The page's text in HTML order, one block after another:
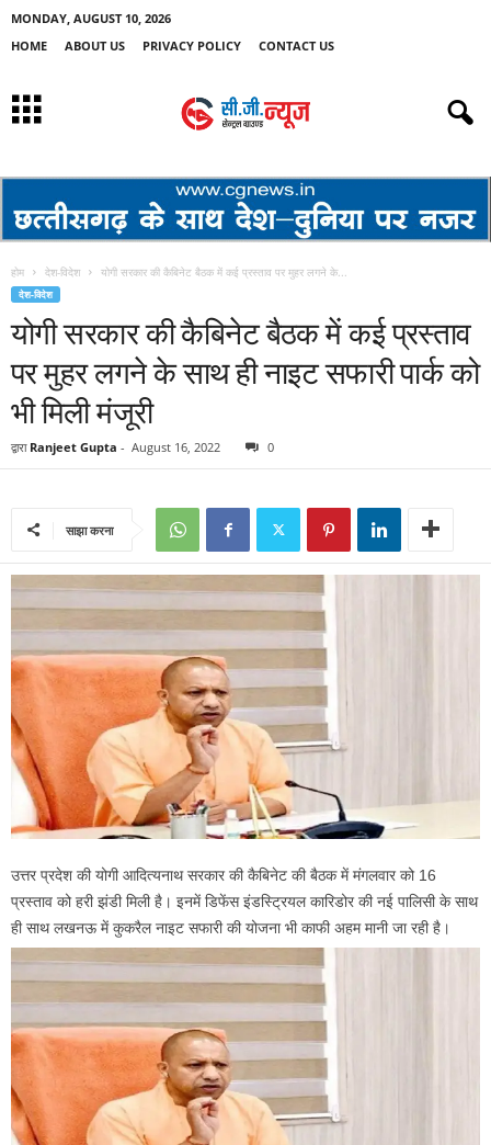
MONDAY, AUGUST 10, 2026
HOME
ABOUT US PRIVACY POLICY CONTACT US
होम देश-विदेश योगी सरकार की कैबिनेट बैठक में कई प्रस्ताव पर मुहर लगने के...
देश-विदेश
योगी सरकार की कैबिनेट बैठक में कई प्रस्ताव
पर मुहर लगने के साथ ही नाइट सफारी पार्क को
भी मिली मंजूरी
द्वारा Ranjeet Gupta - August 16, 2022 0
साझा करना
उत्तर प्रदेश की योगी आदित्यनाथ सरकार की कैबिनेट की बैठक में मंगलवार को 16
प्रस्ताव को हरी झंडी मिली है। इनमें डिफेंस इंडस्ट्रियल कारिडोर की नई पालिसी के साथ
ही साथ लखनऊ में कुकरैल नाइट सफारी की योजना भी काफी अहम मानी जा रही है।